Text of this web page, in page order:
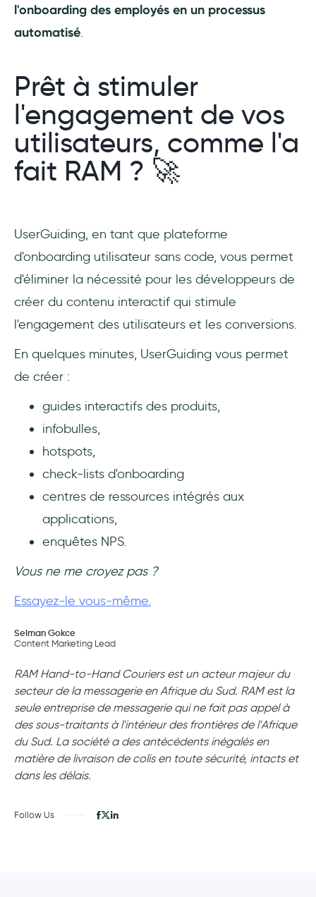
l'onboarding des employés en un processus
automatisé.
Prêt à stimuler
l'engagement de vos
utilisateurs, comme l'a
fait RAM ? 🚀
UserGuiding, en tant que plateforme
d'onboarding utilisateur sans code, vous permet
d'éliminer la nécessité pour les développeurs de
créer du contenu interactif qui stimule
l'engagement des utilisateurs et les conversions.
En quelques minutes, UserGuiding vous permet
de créer :
guides interactifs des produits,
infobulles,
hotspots,
check-lists d'onboarding
centres de ressources intégrés aux
applications,
enquêtes NPS.
Vous ne me croyez pas ?
Essayez-le vous-même.
Selman Gokce
Content Marketing Lead
RAM Hand-to-Hand Couriers est un acteur majeur du
secteur de la messagerie en Afrique du Sud. RAM est la
seule entreprise de messagerie qui ne fait pas appel à
des sous-traitants à l'intérieur des frontières de l'Afrique
du Sud. La société a des antécédents inégalés en
matière de livraison de colis en toute sécurité, intacts et
dans les délais.
Follow Us